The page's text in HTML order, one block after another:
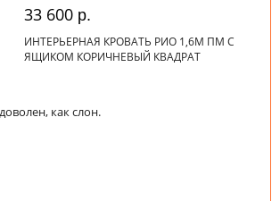
33 600 р.
ИНТЕРЬЕРНАЯ КРОВАТЬ РИО 1,6М ПМ С
ЯЩИКОМ КОРИЧНЕВЫЙ КВАДРАТ
как слон.